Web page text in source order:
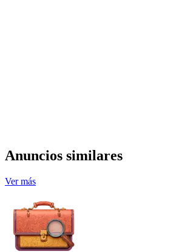
Anuncios similares
Ver más